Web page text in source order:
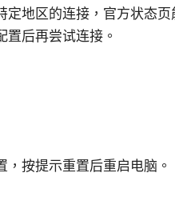
地区的连接，官方状态
后再尝试连接。
按提示重置后重启电脑。